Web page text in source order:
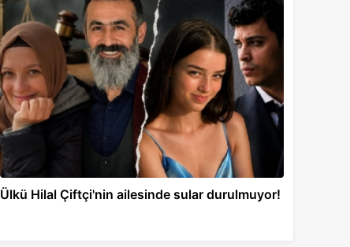
Ülkü Hilal Çiftçi'nin ailesinde sular durulmuyor!